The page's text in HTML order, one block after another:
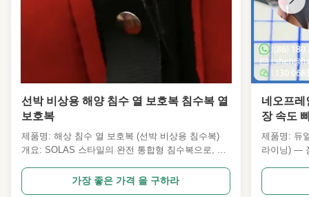
선박 비상용 해양 침수 열 보호복 침수복 열
보호복
제품명: 해상 침수 열 보호복 (선박 비상용 침수복)
개요: SOLAS 스타일의 완전 통합형 침수복으로, 찬
록 설계되었습니다. 이 복장은 높은 부력과 낮은 수
분 흡수율의 CR 네오프렌과 방수 설계, 내장형 단열
가장 좋은 가격 을 구하라
네오프레
장 속도
류
제품명: 듀
라이닝) —
사용한 프